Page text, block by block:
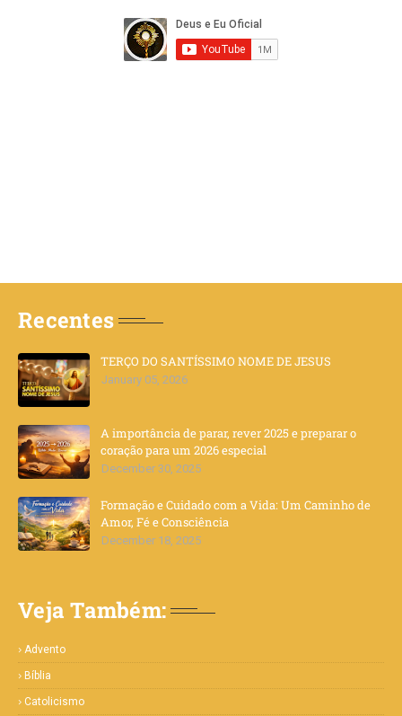
Recentes
TERÇO DO SANTÍSSIMO NOME DE JESUS
January 05, 2026
A importância de parar, rever 2025 e preparar o
coração para um 2026 especial
December 30, 2025
Formação e Cuidado com a Vida: Um Caminho de
Amor, Fé e Consciência
December 18, 2025
Veja Também:
Advento
Bíblia
Catolicismo